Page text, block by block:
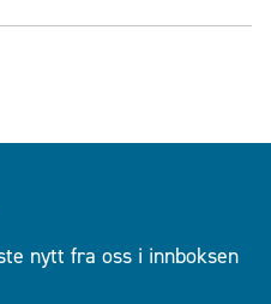
nytt fra oss i innboksen